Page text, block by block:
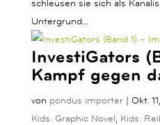
schleusen sie sich als
Untergrund...
InvestiGators
Kampf gegen
von pondus importer| Okt.
Kids: Graphic Novel, Kids: